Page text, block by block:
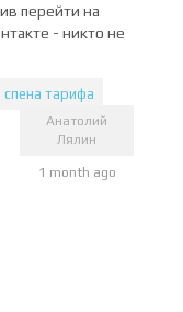
перейти на
- никто не
спена тарифа
Анатолий
Лялин
1 month ago